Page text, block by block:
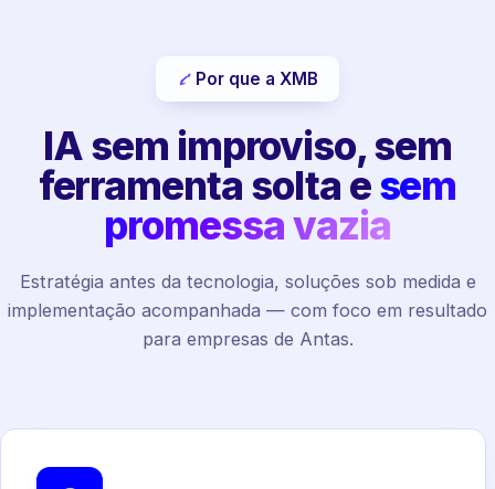
Por que a XMB
IA sem improviso, sem
ferramenta solta esem
promessa vazia
Estratégia antes da tecnologia, soluções sob medida e
implementação acompanhada — com foco em resultado
para empresas de Antas.